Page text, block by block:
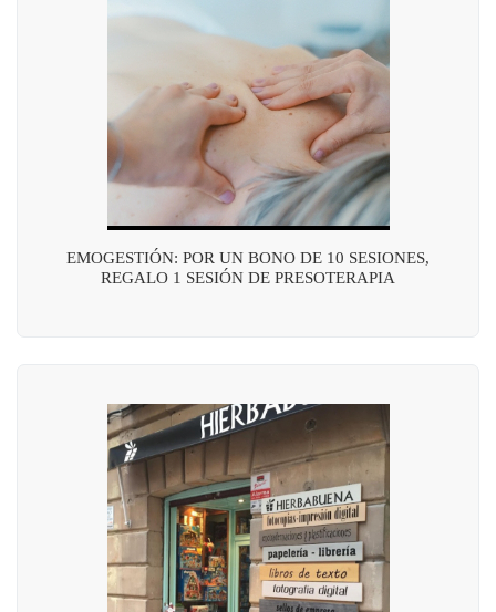
EMOGESTIÓN: POR UN BONO DE 10 SESIONES,
REGALO 1 SESIÓN DE PRESOTERAPIA